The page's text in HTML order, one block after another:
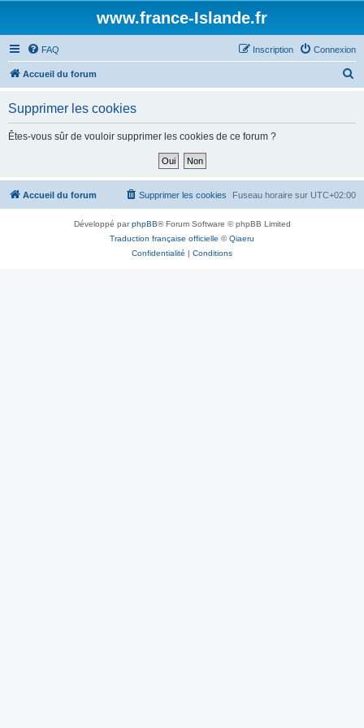
www.france-Islande.fr
FAQ Connexion
Inscription
Accueil du forum
h
Supprimer les cookies
Êtes-vous sûr de vouloir supprimer les cookies de ce forum ?
Accueil du forum Fuseau horaire sur UTC+02:00
Supprimer les cookies
Développé parphpBB® Forum Software © phpBB Limited
Traduction française officielle ©Qiaeru
Confidentialité | Conditions